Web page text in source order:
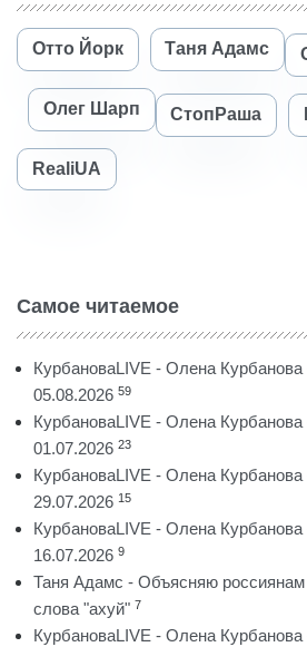
Отто Йорк Таня Адамс
Олег Шарп СтопРаша
RealiUA
Самое читаемое
КурбановаLIVE - Олена Курбанова
05.08.2026 59
КурбановаLIVE - Олена Курбанова
01.07.2026 23
КурбановаLIVE - Олена Курбанова
29.07.2026 15
КурбановаLIVE - Олена Курбанова
16.07.2026 9
Таня Адамс - Объясняю россиянам
слова "ахуй" 7
КурбановаLIVE - Олена Курбанова